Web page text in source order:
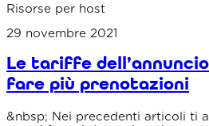
Risorse per host
29 novembre 2021
Le tariffe
fare più prenotazioni
&nbsp; Nei precedenti articoli ti